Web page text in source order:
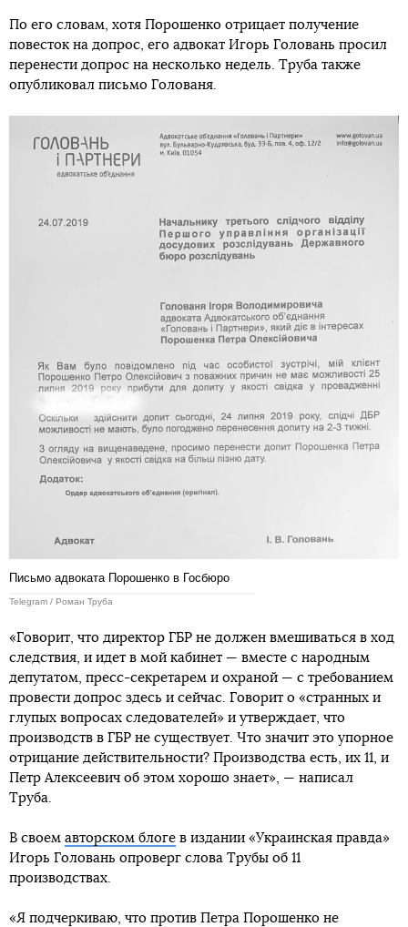
По его словам, хотя Порошенко отрицает получение
повесток на допрос, его адвокат Игорь Головань просил
перенести допрос на несколько недель. Труба также
опубликовал письмо Голованя.
Письмо адвоката Порошенко в Госбюро
Telegram / Роман Труба
«Говорит, что директор ГБР не должен вмешиваться в ход
следствия, и идет в мой кабинет — вместе с народным
депутатом, пресс-секретарем и охраной — с требованием
провести допрос здесь и сейчас. Говорит о «странных и
глупых вопросах следователей» и утверждает, что
производств в ГБР не существует. Что значит это упорное
отрицание действительности? Производства есть, их 11, и
Петр Алексеевич об этом хорошо знает», — написал
Труба.
В своем авторском блоге в издании «Украинская правда»
Игорь Головань опроверг слова Трубы об 11
производствах.
«Я подчеркиваю, что против Петра Порошенко не